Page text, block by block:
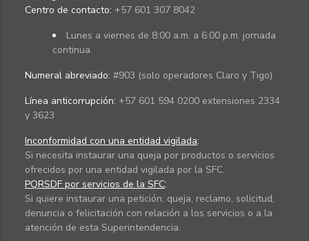
Centro de contacto: +57 601 307 8042
Lunes a viernes de 8:00 a.m. a 6:00 p.m. jornada
continua.
Numeral abreviado: #903 (solo operadores Claro y Tigo)
Línea anticorrupción: +57 601 594 0200 extensiones 2334
y 3623
Inconformidad con una entidad vigilada:
Si necesita instaurar una queja por productos o servicios
ofrecidos por una entidad vigilada por la SFC.
PQRSDF por servicios de la SFC:
Si quiere instaurar una petición, queja, reclamo, solicitud,
denuncia o felicitación con relación a los servicios o a la
atención de esta Superintendencia.